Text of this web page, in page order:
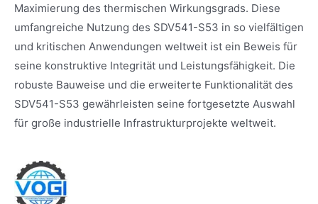
Maximierung des thermischen Wirkungsgrads. Diese
umfangreiche Nutzung des SDV541-S53 in so vielfältigen
und kritischen Anwendungen weltweit ist ein Beweis für
seine konstruktive Integrität und Leistungsfähigkeit. Die
robuste Bauweise und die erweiterte Funktionalität des
SDV541-S53 gewährleisten seine fortgesetzte Auswahl
für große industrielle Infrastrukturprojekte weltweit.